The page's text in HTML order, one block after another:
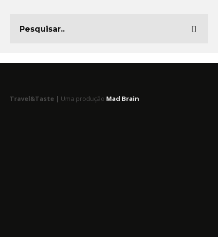
Travel&Taste | Uma produção Mad Brain